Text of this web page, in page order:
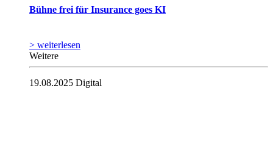
Bühne frei für Insurance goes KI
> weiterlesen
Weitere
19.08.2025 Digital